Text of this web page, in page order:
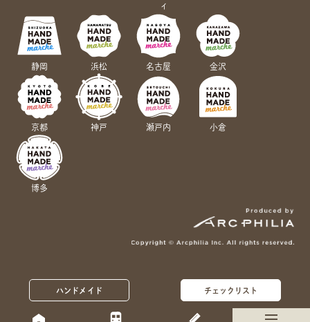
ハンドメイド チェックリスト
ィ
静岡 浜松 名古屋 金沢
京都 神戸 瀬戸内 小倉
博多